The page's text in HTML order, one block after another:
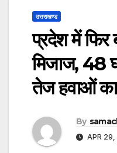
उत्तराखण्ड
प्रदेश में फिर
मिजाज, 48
तेज हवाओं
By
APR